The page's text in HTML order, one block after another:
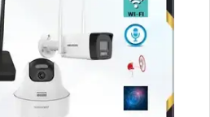
biệt người, phù hợp công
với 2 tùy chọn giám sát ban
4G độ phân
30m, hỗ trợ thẻ nhớ,
360 độ, âm thanh và loa cao